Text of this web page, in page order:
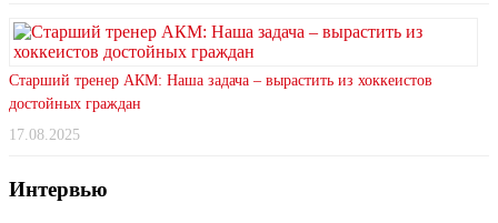
Старший тренер АКМ: Наша задача – вырастить из хоккеистов
достойных граждан
17.08.2025
Интервью